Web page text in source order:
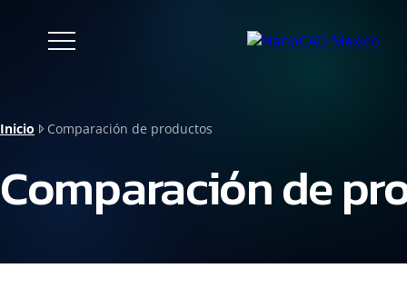
Inicio Comparación de productos
Comparación de